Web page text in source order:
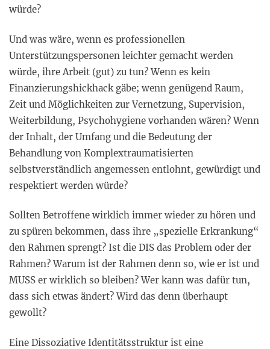
würde?
Und was wäre, wenn es professionellen
Unterstützungspersonen leichter gemacht werden
würde, ihre Arbeit (gut) zu tun? Wenn es kein
Finanzierungshickhack gäbe; wenn genügend Raum,
Zeit und Möglichkeiten zur Vernetzung, Supervision,
Weiterbildung, Psychohygiene vorhanden wären? Wenn
der Inhalt, der Umfang und die Bedeutung der
Behandlung von Komplextraumatisierten
selbstverständlich angemessen entlohnt, gewürdigt und
respektiert werden würde?
Sollten Betroffene wirklich immer wieder zu hören und
zu spüren bekommen, dass ihre „spezielle Erkrankung“
den Rahmen sprengt? Ist die DIS das Problem oder der
Rahmen? Warum ist der Rahmen denn so, wie er ist und
MUSS er wirklich so bleiben? Wer kann was dafür tun,
dass sich etwas ändert? Wird das denn überhaupt
gewollt?
Eine Dissoziative Identitätsstruktur ist eine